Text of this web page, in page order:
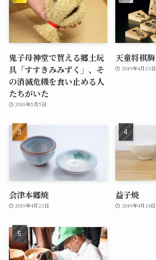
鬼子母神堂で買える郷土玩
具「すすきみみずく」、そ
の消滅危機を食い止める人
たちがいた
2019年5月5日
天童将棋駒
2019年4月23日
会津本郷焼
2019年4月23日
益子焼
2019年4月24日